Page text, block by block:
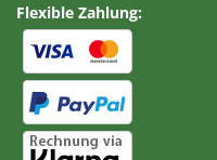
Flexible Zahlung: